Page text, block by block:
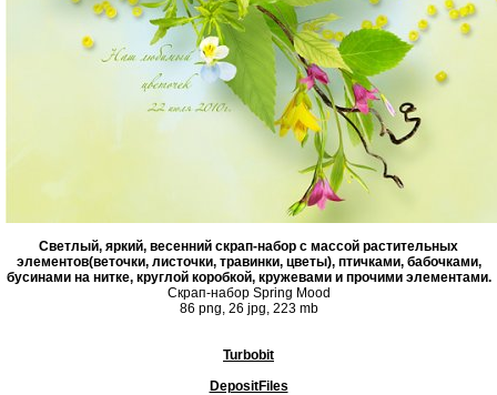
Светлый, яркий, весенний скрап-набор с массой растительных
элементов(веточки, листочки, травинки, цветы), птичками, бабочками,
бусинами на нитке, круглой коробкой, кружевами и прочими элементами.
Скрап-набор Spring Mood
86 png, 26 jpg, 223 mb
Turbobit
DepositFiles